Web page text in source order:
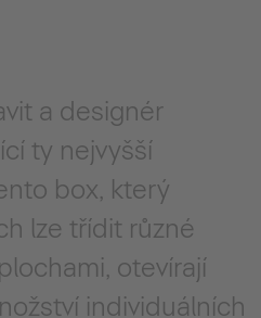
a designér
ty nejvyšší
box, který
lze třídit různé
otevírají
individuálních